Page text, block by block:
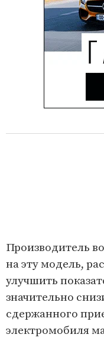
Производитель
на эту модель,
улучшить
значительно
сдержанного
электромобиля